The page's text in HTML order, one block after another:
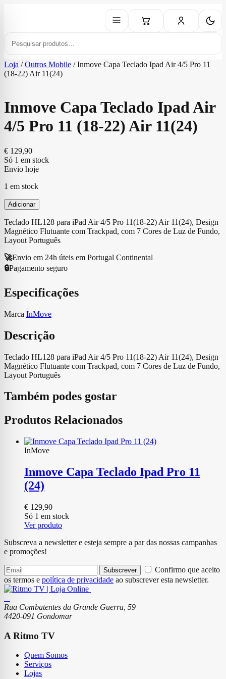
Loja / Outros Mobile / Inmove Capa Teclado Ipad Air 4/5 Pro 11
(18-22) Air 11(24)
Inmove Capa Teclado Ipad Air
4/5 Pro 11 (18-22) Air 11(24)
€ 129,90
Só 1 em stock
Envio hoje
1 em stock
Adicionar
Teclado HL128 para iPad Air 4/5 Pro 11(18-22) Air 11(24), Design
Magnético Flutuante com Trackpad, com 7 Cores de Luz de Fundo,
Layout Português
🚀Envio em 24h úteis em Portugal Continental
🔒Pagamento seguro
Especificações
Marca InMove
Descrição
Teclado HL128 para iPad Air 4/5 Pro 11(18-22) Air 11(24), Design
Magnético Flutuante com Trackpad, com 7 Cores de Luz de Fundo,
Layout Português
Também podes gostar
Produtos Relacionados
InMove
Inmove Capa Teclado Ipad Pro 11
(24)
€ 129,90
Só 1 em stock
Ver produto
Subscreva a newsletter e esteja sempre a par das nossas campanhas
e promoções!
Subscrever
Confirmo que aceito
os termos e política de privacidade ao subscrever esta newsletter.
Rua Combatentes da Grande Guerra, 59
4420-091 Gondomar
A Ritmo TV
Quem Somos
Serviços
Lojas